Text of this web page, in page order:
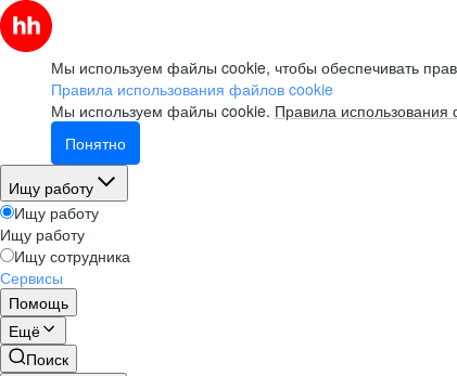
Мы используем файлы cookie, чтобы обеспечивать
Правила использования файлов cookie
Мы используем файлы cookie. Правила
Понятно
Ищу работу
Ищу работу
Ищу работу
Ищу сотрудника
Сервисы
Помощь
Ещё
Поиск